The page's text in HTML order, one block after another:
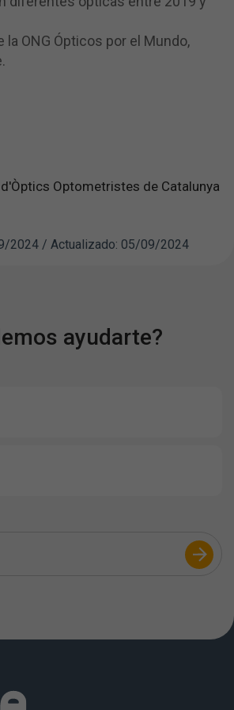
la ONG Ópticos por el Mundo,
Optometristes de Catalunya
2024 / Actualizado: 05/09/2024
ayudarte?